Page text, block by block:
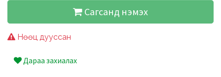
Сагсанд нэмэх
Нөөц дууссан
Дараа захиалах